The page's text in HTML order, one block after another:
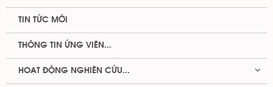
TIN TỨC MỚI
THÔNG TIN ỨNG VIÊN...
HOẠT ĐỘNG NGHIÊN CỨU...